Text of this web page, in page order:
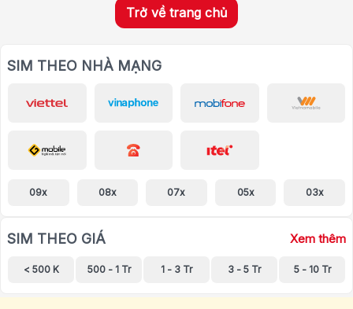
Trở về trang chủ
SIM THEO NHÀ MẠNG
09x 08x 07x 05x 03x
SIM THEO GIÁ Xem thêm
< 500 K 500 - 1 Tr 1 - 3 Tr 3 - 5 Tr 5 - 10 Tr